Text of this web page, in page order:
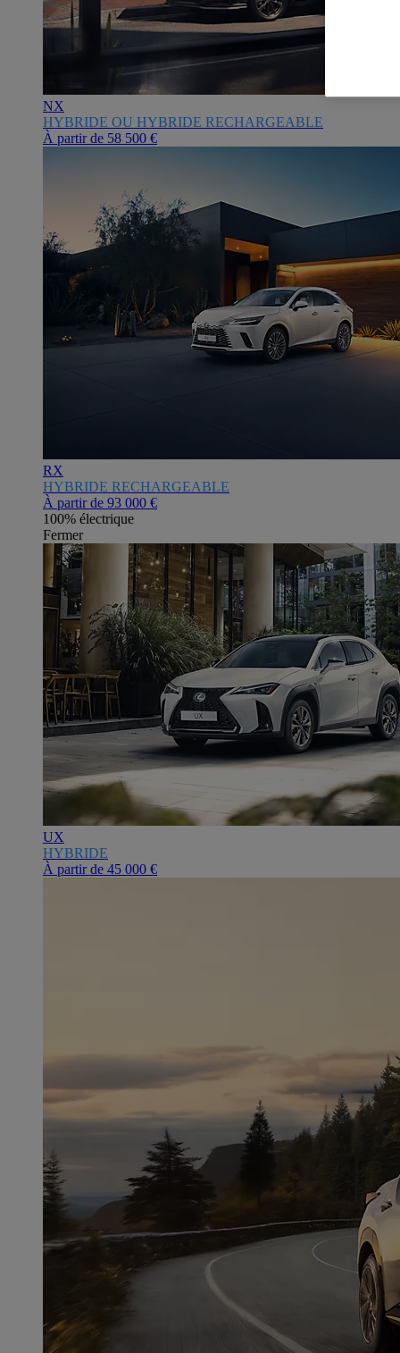
NX
HYBRIDE OU HYBRIDE RECHARGEABLE
À partir de 58 500 €
RX
HYBRIDE RECHARGEABLE
À partir de 93 000 €
100% électrique
Fermer
UX
HYBRIDE
À partir de 45 000 €